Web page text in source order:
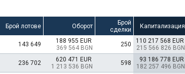
Брой лотове Оборот
Брой
сделки
Капитализация
143 649
188 955 EUR
369 564 BGN
250
110 217 568 EUR
215 566 826 BGN
236 702
620 471 EUR
1 213 536 BGN
598
93 186 778 EUR
182 257 496 BGN